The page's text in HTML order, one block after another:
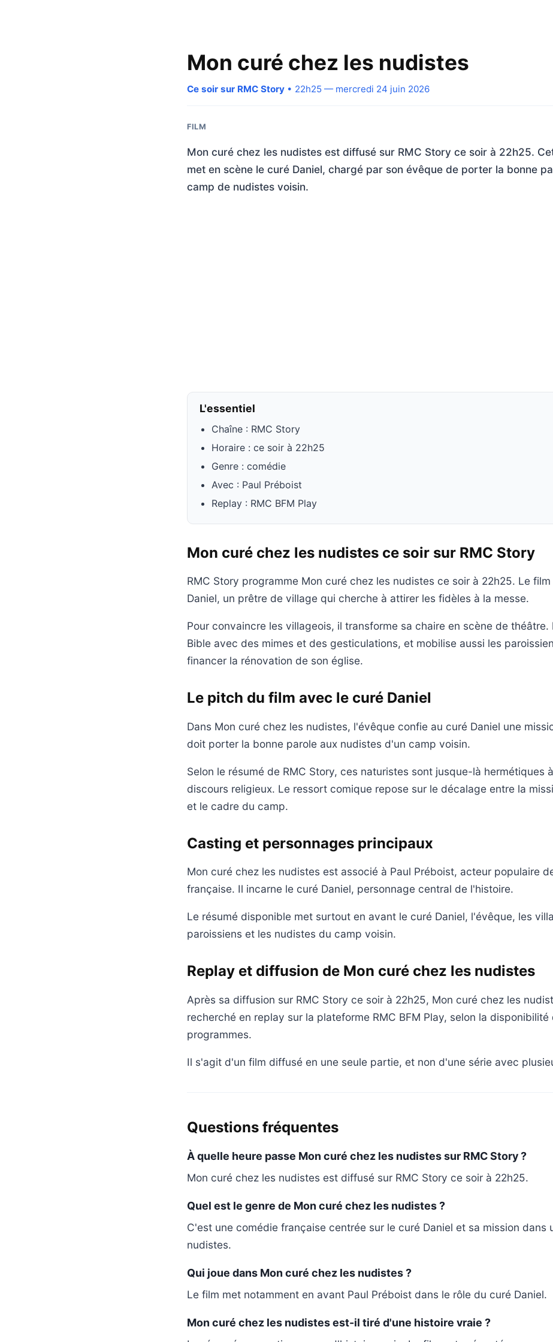
Mon curé chez les nudistes
Ce soir sur RMC Story • 22h25 — mercredi 24 juin 2026
FILM
Mon curé chez les nudistes est diffusé sur RMC Story ce soir à 22h25.
met en scène le curé Daniel, chargé par son évêque de porter la bonne
camp de nudistes voisin.
L'essentiel
Chaîne : RMC Story
Horaire : ce soir à 22h25
Genre : comédie
Avec : Paul Préboist
Replay : RMC BFM Play
Mon curé chez les nudistes ce soir sur RMC Story
RMC Story programme Mon curé chez les nudistes ce soir à 22h25. Le
Daniel, un prêtre de village qui cherche à attirer les fidèles à la messe.
Pour convaincre les villageois, il transforme sa chaire en scène de théâtre.
Bible avec des mimes et des gesticulations, et mobilise aussi les
financer la rénovation de son église.
Le pitch du film avec le curé Daniel
Dans Mon curé chez les nudistes, l'évêque confie au curé Daniel une
doit porter la bonne parole aux nudistes d'un camp voisin.
Selon le résumé de RMC Story, ces naturistes sont jusque-là hermétiques
discours religieux. Le ressort comique repose sur le décalage entre la
et le cadre du camp.
Casting et personnages principaux
Mon curé chez les nudistes est associé à Paul Préboist, acteur populaire
française. Il incarne le curé Daniel, personnage central de l'histoire.
Le résumé disponible met surtout en avant le curé Daniel, l'évêque, les
paroissiens et les nudistes du camp voisin.
Replay et diffusion de Mon curé chez les nudistes
Après sa diffusion sur RMC Story ce soir à 22h25, Mon curé chez les
recherché en replay sur la plateforme RMC BFM Play, selon la disponibilité
programmes.
Il s'agit d'un film diffusé en une seule partie, et non d'une série avec
Questions fréquentes
À quelle heure passe Mon curé chez les nudistes sur RMC Story ?
Mon curé chez les nudistes est diffusé sur RMC Story ce soir à 22h25.
Quel est le genre de Mon curé chez les nudistes ?
C'est une comédie française centrée sur le curé Daniel et sa mission dans
nudistes.
Qui joue dans Mon curé chez les nudistes ?
Le film met notamment en avant Paul Préboist dans le rôle du curé Daniel.
Mon curé chez les nudistes est-il tiré d'une histoire vraie ?